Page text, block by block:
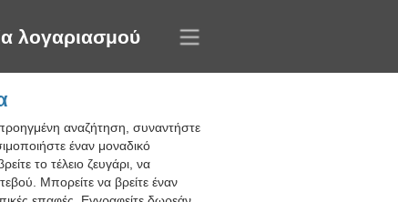
λογαριασμού
αναζήτηση, συναντήστε
έναν μοναδικό
το τέλειο ζευγάρι, να
Μπορείτε να βρείτε έναν